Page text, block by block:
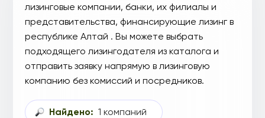
лизинговые компании, банки, их филиалы и
представительства, финансирующие лизинг в
республике Алтай . Вы можете выбрать
подходящего лизингодателя из каталога и
отправить заявку напрямую в лизинговую
компанию без комиссий и посредников.
Найдено: 1 компаний